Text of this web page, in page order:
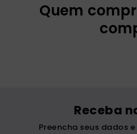
Quem
Receba
Preencha seus dados